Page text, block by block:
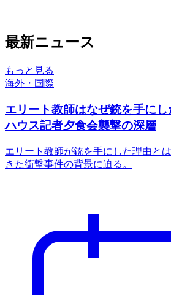
最新ニュース
もっと見る
海外・国際
エリート教師はなぜ銃を手に
ハウス記者夕食会襲撃の深層
エリート教師が銃を手にした理由と
きた衝撃事件の背景に迫る。